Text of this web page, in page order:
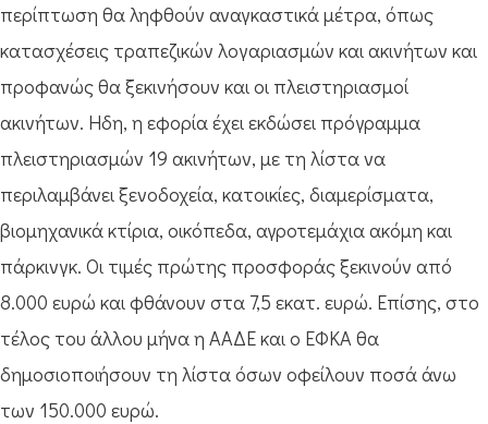
περίπτωση θα ληφθούν αναγκαστικά μέτρα, όπως
κατασχέσεις τραπεζικών λογαριασμών και ακινήτων και
προφανώς θα ξεκινήσουν και οι πλειστηριασμοί
ακινήτων. Ηδη, η εφορία έχει εκδώσει πρόγραμμα
πλειστηριασμών 19 ακινήτων, με τη λίστα να
περιλαμβάνει ξενοδοχεία, κατοικίες, διαμερίσματα,
βιομηχανικά κτίρια, οικόπεδα, αγροτεμάχια ακόμη και
πάρκινγκ. Οι τιμές πρώτης προσφοράς ξεκινούν από
8.000 ευρώ και φθάνουν στα 7,5 εκατ. ευρώ. Επίσης, στο
τέλος του άλλου μήνα η ΑΑΔΕ και ο ΕΦΚΑ θα
δημοσιοποιήσουν τη λίστα όσων οφείλουν ποσά άνω
των 150.000 ευρώ.